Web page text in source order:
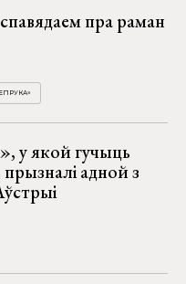
пра раман
у якой гучыць
адной з